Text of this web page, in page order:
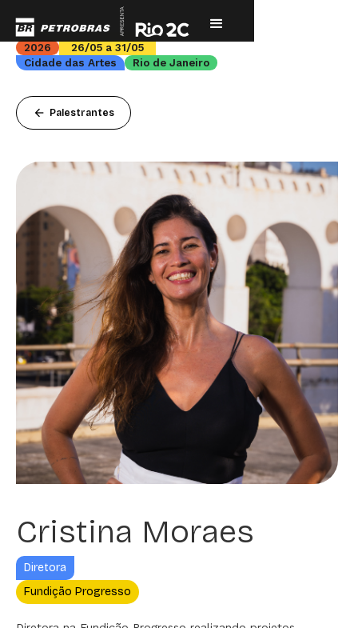
2026
26/05 a 31/05
Cidade das Artes
Rio de Janeiro
arrow_back Palestrantes
Cristina Moraes
Diretora
Fundição Progresso